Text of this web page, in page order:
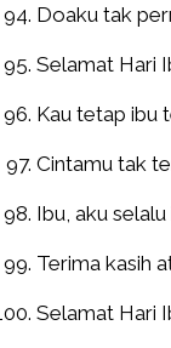
Doaku tak
Selamat Hari
Kau tetap ibu
Cintamu tak
Ibu, aku selalu
Terima kasih
Selamat Hari